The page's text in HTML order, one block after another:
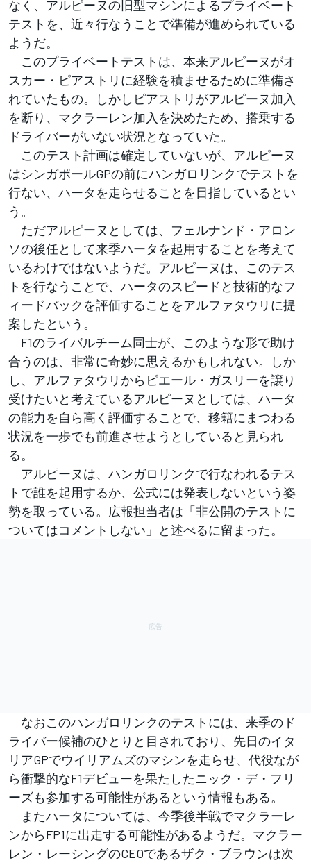
なく、アルピーヌの旧型マシンによるプライベート
テストを、近々行なうことで準備が進められている
ようだ。
このプライベートテストは、本来アルピーヌがオ
スカー・ピアストリに経験を積ませるために準備さ
れていたもの。しかしピアストリがアルピーヌ加入
を断り、マクラーレン加入を決めたため、搭乗する
ドライバーがいない状況となっていた。
このテスト計画は確定していないが、アルピーヌ
はシンガポールGPの前にハンガロリンクでテストを
行ない、ハータを走らせることを目指しているとい
う。
ただアルピーヌとしては、フェルナンド・アロン
ソの後任として来季ハータを起用することを考えて
いるわけではないようだ。アルピーヌは、このテス
トを行なうことで、ハータのスピードと技術的なフ
ィードバックを評価することをアルファタウリに提
案したという。
F1のライバルチーム同士が、このような形で助け
合うのは、非常に奇妙に思えるかもしれない。しか
し、アルファタウリからピエール・ガスリーを譲り
受けたいと考えているアルピーヌとしては、ハータ
の能力を自ら高く評価することで、移籍にまつわる
状況を一歩でも前進させようとしていると見られ
る。
アルピーヌは、ハンガロリンクで行なわれるテス
トで誰を起用するか、公式には発表しないという姿
勢を取っている。広報担当者は「非公開のテストに
ついてはコメントしない」と述べるに留まった。
なおこのハンガロリンクのテストには、来季のド
ライバー候補のひとりと目されており、先日のイタ
リアGPでウイリアムズのマシンを走らせ、代役なが
ら衝撃的なF1デビューを果たしたニック・デ・フリ
ーズも参加する可能性があるという情報もある。
またハータについては、今季後半戦でマクラーレ
ンからFP1に出走する可能性があるようだ。マクラー
レン・レーシングのCEOであるザク・ブラウンは次